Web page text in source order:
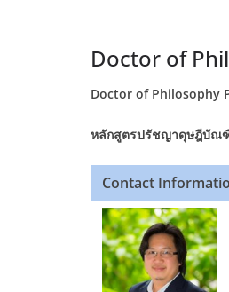
Doctor of
Doctor of Philosophy
หลักสูตรปรัชญาดุษฎีบัณ
Contact